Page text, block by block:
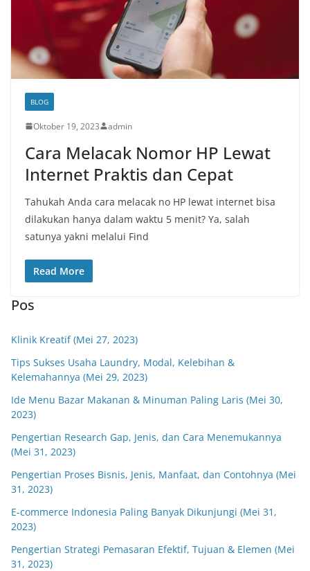
BLOG
Oktober 19, 2023 admin
Cara Melacak Nomor HP Lewat
Internet Praktis dan Cepat
Tahukah Anda cara melacak no HP lewat internet bisa
dilakukan hanya dalam waktu 5 menit? Ya, salah
satunya yakni melalui Find
Read More
Pos
Klinik Kreatif (Mei 27, 2023)
Tips Sukses Usaha Laundry, Modal, Kelebihan &
Kelemahannya (Mei 29, 2023)
Ide Menu Bazar Makanan & Minuman Paling Laris (Mei 30,
2023)
Pengertian Research Gap, Jenis, dan Cara Menemukannya
(Mei 31, 2023)
Pengertian Proses Bisnis, Jenis, Manfaat, dan Contohnya (Mei
31, 2023)
E-commerce Indonesia Paling Banyak Dikunjungi (Mei 31,
2023)
Pengertian Strategi Pemasaran Efektif, Tujuan & Elemen (Mei
31, 2023)